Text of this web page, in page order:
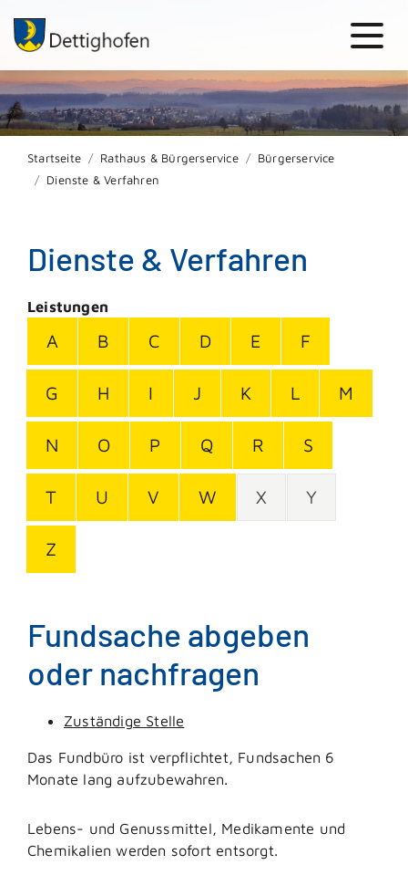
Startseite Rathaus & Bürgerservice
Bürgerservice
Dienste & Verfahren
Dienste & Verfahren
Leistungen
A B C D E F
G H I J K L M
N O P Q R S
T U V W X Y
Z
Fundsache abgeben
oder nachfragen
Zuständige Stelle
Das Fundbüro ist verpflichtet, Fundsachen 6
Monate lang aufzubewahren.
Lebens- und Genussmittel, Medikamente und
Chemikalien werden sofort entsorgt.